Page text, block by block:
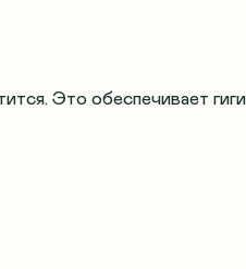
Это обеспечивает